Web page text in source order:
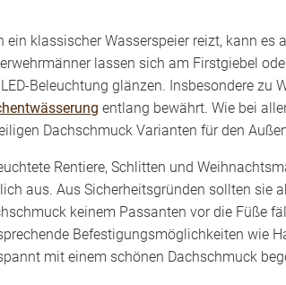
ein klassischer Wasserspeier reizt, kann
lassen sich am Firstgiebel
Beleuchtung glänzen. Insbesondere zu
entlang bewährt. Wie bei
Dachschmuck Varianten für den
Rentiere, Schlitten und
aus. Aus Sicherheitsgründen sollten sie
keinem Passanten vor die Füße
Befestigungsmöglichkeiten wie
mit einem schönen Dachschmuck